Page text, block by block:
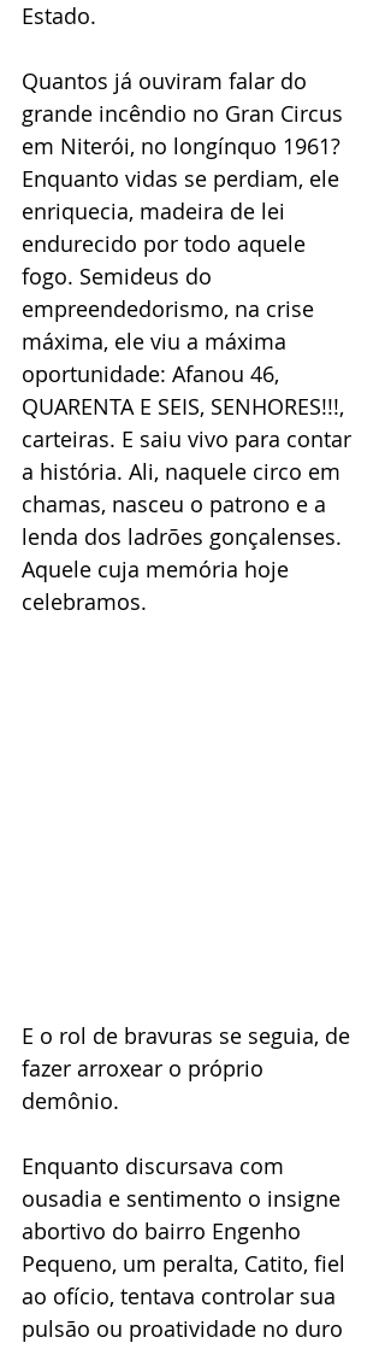
Estado.
Quantos já ouviram falar do
grande incêndio no Gran Circus
em Niterói, no longínquo 1961?
Enquanto vidas se perdiam, ele
enriquecia, madeira de lei
endurecido por todo aquele
fogo. Semideus do
empreendedorismo, na crise
máxima, ele viu a máxima
oportunidade: Afanou 46,
QUARENTA E SEIS, SENHORES!!!,
carteiras. E saiu vivo para contar
a história. Ali, naquele circo em
chamas, nasceu o patrono e a
lenda dos ladrões gonçalenses.
Aquele cuja memória hoje
celebramos.
E o rol de bravuras se seguia, de
fazer arroxear o próprio
demônio.
Enquanto discursava com
ousadia e sentimento o insigne
abortivo do bairro Engenho
Pequeno, um peralta, Catito, fiel
ao ofício, tentava controlar sua
pulsão ou proatividade no duro